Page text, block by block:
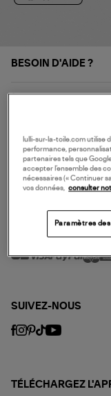
BESOIN D'AIDE ?
NOS SERVICES
SERVICE CLIENT
MODE DE PAIEMENT
SUIVEZ-NOUS
TÉLÉCHARGEZ
lulli-sur-la-toile.com utilise
performance,
partenaires tels que
accepter l’ensemble des
nécessaires (« Continuer
vos données,
consulter
Paramètres